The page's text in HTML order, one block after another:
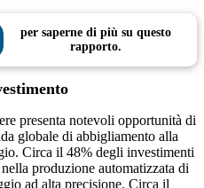
per saperne di più su questo
rapporto.
presenta notevoli opportunità di
globale di abbigliamento alla
Circa il 48% degli investimenti
produzione automatizzata di
ad alta precisione. Circa il